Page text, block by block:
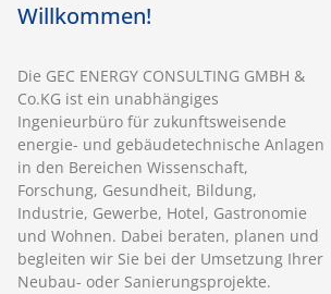
Willkommen!
Die GEC ENERGY CONSULTING GMBH &
Co.KG ist ein unabhängiges
Ingenieurbüro für zukunftsweisende
energie- und gebäudetechnische Anlagen
in den Bereichen Wissenschaft,
Forschung, Gesundheit, Bildung,
Industrie, Gewerbe, Hotel, Gastronomie
und Wohnen. Dabei beraten, planen und
begleiten wir Sie bei der Umsetzung Ihrer
Neubau- oder Sanierungsprojekte.